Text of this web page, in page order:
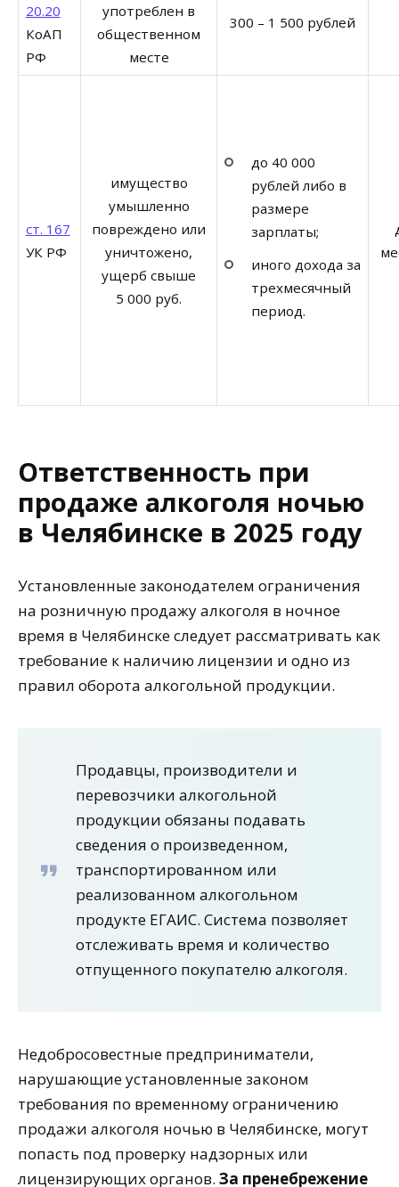
20.20
КоАП
РФ
употреблен в
общественном
месте
300 – 1 500 рублей
ст. 167
УК РФ
имущество
умышленно
повреждено или
уничтожено,
ущерб свыше
5 000 руб.
до 40 000
рублей либо в
размере
зарплаты;
иного дохода за
трехмесячный
период.
Ответственность при
продаже алкоголя ночью
в Челябинске в 2025 году
Установленные законодателем ограничения
на розничную продажу алкоголя в ночное
время в Челябинске следует рассматривать как
требование к наличию лицензии и одно из
правил оборота алкогольной продукции.
Продавцы, производители и
перевозчики алкогольной
продукции обязаны подавать
сведения о произведенном,
транспортированном или
реализованном алкогольном
продукте ЕГАИС. Система позволяет
отслеживать время и количество
отпущенного покупателю алкоголя.
Недобросовестные предприниматели,
нарушающие установленные законом
требования по временному ограничению
продажи алкоголя ночью в Челябинске, могут
попасть под проверку надзорных или
лицензирующих органов. За пренебрежение